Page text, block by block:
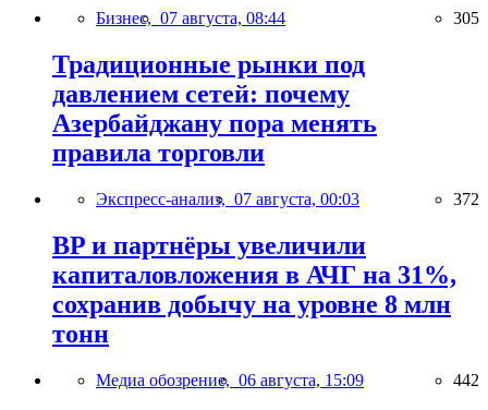
Бизнес, 07 августа, 08:44 305
Традиционные рынки под
давлением сетей: почему
Азербайджану пора менять
правила торговли
Экспресс-анализ, 07 августа, 00:03 372
BP и партнёры увеличили
капиталовложения в АЧГ на 31%,
сохранив добычу на уровне 8 млн
тонн
Медиа обозрение, 06 августа, 15:09 442